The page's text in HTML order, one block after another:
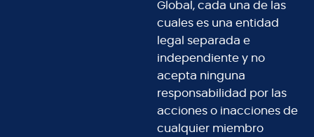
Global, cada una de las
cuales es una entidad
legal separada e
independiente y no
acepta ninguna
responsabilidad por las
acciones o inacciones de
cualquier miembro